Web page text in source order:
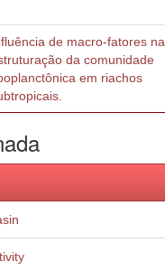
de macro-fatores na
da comunidade
em riachos